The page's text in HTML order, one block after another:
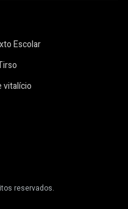
Escolar
vitalício
reservados.